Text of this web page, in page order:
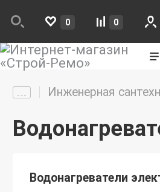
0 0
Инженерная
Водонагреватели